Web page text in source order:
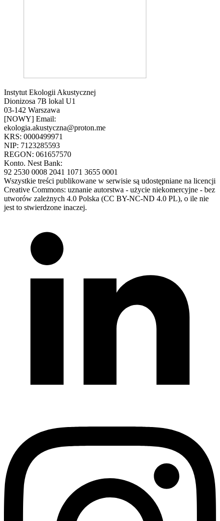
Instytut Ekologii Akustycznej
Dionizosa 7B lokal U1
03-142 Warszawa
[NOWY] Email:
ekologia.akustyczna@proton.me
KRS: 0000499971
NIP: 7123285593
REGON: 061657570
Konto. Nest Bank:
92 2530 0008 2041 1071 3655 0001
Wszystkie treści publikowane w serwisie są udostępniane na licencji
Creative Commons: uznanie autorstwa - użycie niekomercyjne - bez
utworów zależnych 4.0 Polska (CC BY-NC-ND 4.0 PL), o ile nie
jest to stwierdzone inaczej.